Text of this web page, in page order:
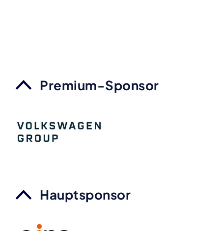
Premium-Sponsor
Hauptsponsor